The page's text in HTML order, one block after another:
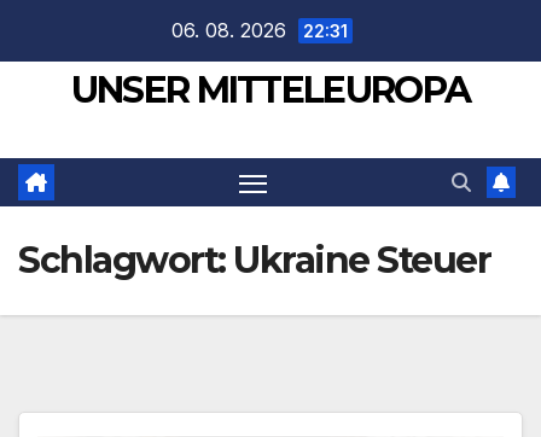
springen
06. 08. 2026 22:31
UNSER MITTELEUROPA
Schlagwort: Ukraine Steuer